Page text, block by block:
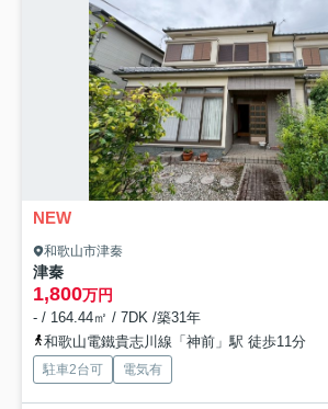
NEW
和歌山市津秦
津秦
1,800万円
- / 164.44㎡ / 7DK /築31年
和歌山電鐵貴志川線「神前」駅 徒歩11分
駐車2台可 電気有